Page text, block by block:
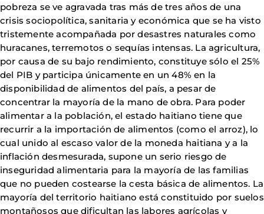
pobreza se ve agravada tras más de tres años de una
crisis sociopolítica, sanitaria y económica que se ha visto
tristemente acompañada por desastres naturales como
huracanes, terremotos o sequías intensas. La agricultura,
por causa de su bajo rendimiento, constituye sólo el 25%
del PIB y participa únicamente en un 48% en la
disponibilidad de alimentos del país, a pesar de
concentrar la mayoría de la mano de obra. Para poder
alimentar a la población, el estado haitiano tiene que
recurrir a la importación de alimentos (como el arroz), lo
cual unido al escaso valor de la moneda haitiana y a la
inflación desmesurada, supone un serio riesgo de
inseguridad alimentaria para la mayoría de las familias
que no pueden costearse la cesta básica de alimentos. La
mayoría del territorio haitiano está constituido por suelos
montañosos que dificultan las labores agrícolas y